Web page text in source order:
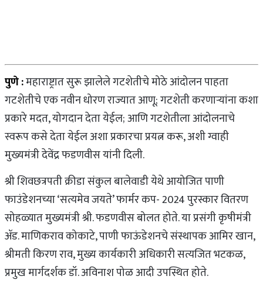
पुणे :महाराष्ट्रात सुरू झालेले गटशेतीचे मोठे आंदोलन पाहता
गटशेतीचे एक नवीन धोरण राज्यात आणू; गटशेती करणाऱ्यांना कशा
प्रकारे मदत, योगदान देता येईल; आणि गटशेतीला आंदोलनाचे
स्वरूप कसे देता येईल अशा प्रकारचा प्रयत्न करू, अशी ग्वाही
मुख्यमंत्री देवेंद्र फडणवीस यांनी दिली.
श्री शिवछत्रपती क्रीडा संकुल बालेवाडी येथे आयोजित पाणी
फाउंडेशनच्या ‘सत्यमेव जयते’ फार्मर कप- 2024 पुरस्कार वितरण
सोहळ्यात मुख्यमंत्री श्री. फडणवीस बोलत होते. या प्रसंगी कृषीमंत्री
ॲड. माणिकराव कोकाटे, पाणी फाऊंडेशनचे संस्थापक आमिर खान,
श्रीमती किरण राव, मुख्य कार्यकारी अधिकारी सत्यजित भटकळ,
प्रमुख मार्गदर्शक डॉ. अविनाश पोळ आदी उपस्थित होते.